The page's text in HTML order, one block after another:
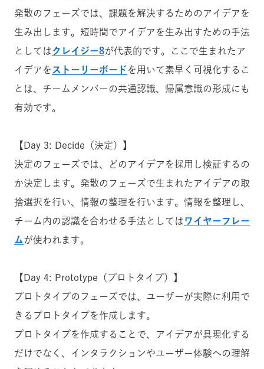
発散のフェーズでは、課題を解決するためのアイデアを
生み出します。短時間でアイデアを生み出すための手法
としては クレイジー8が代表的です。ここで生まれたア
イデアを ストーリーボード を用いて素早く可視化するこ
とは、チームメンバーの共通認識、帰属意識の形成にも
有効です。
【Day 3: Decide（決定）】
決定のフェーズでは、どのアイデアを採用し検証するの
か決定します。発散のフェーズで生まれたアイデアの取
捨選択を行い、情報の整理を行います。情報を整理し、
チーム内の認識を合わせる手法としては ワイヤーフレー
ムが使われます。
【Day 4: Prototype（プロトタイプ）】
プロトタイプのフェーズでは、ユーザーが実際に利用で
きるプロトタイプを作成します。
プロトタイプを作成することで、アイデアが具現化する
だけでなく、インタラクションやユーザー体験への理解